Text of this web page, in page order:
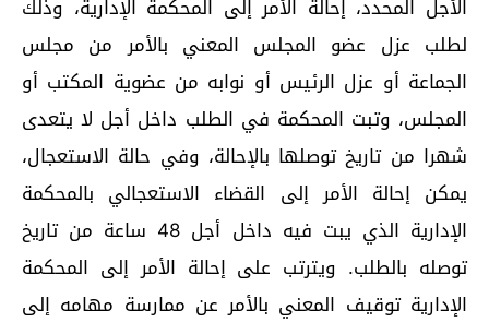
الأجل المحدد، إحالة الأمر إلى المحكمة الإدارية، وذلك
لطلب عزل عضو المجلس المعني بالأمر من مجلس
الجماعة أو عزل الرئيس أو نوابه من عضوية المكتب أو
المجلس، وتبت المحكمة في الطلب داخل أجل لا يتعدى
شهرا من تاريخ توصلها بالإحالة، وفي حالة الاستعجال،
يمكن إحالة الأمر إلى القضاء الاستعجالي بالمحكمة
الإدارية الذي يبت فيه داخل أجل 48 ساعة من تاريخ
توصله بالطلب. ويترتب على إحالة الأمر إلى المحكمة
الإدارية توقيف المعني بالأمر عن ممارسة مهامه إلى